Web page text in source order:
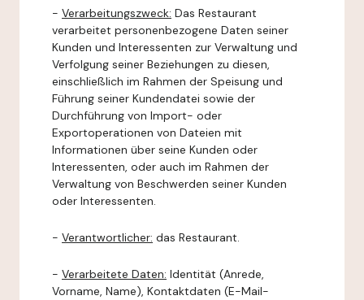
- Verarbeitungszweck: Das Restaurant
verarbeitet personenbezogene Daten seiner
Kunden und Interessenten zur Verwaltung und
Verfolgung seiner Beziehungen zu diesen,
einschließlich im Rahmen der Speisung und
Führung seiner Kundendatei sowie der
Durchführung von Import- oder
Exportoperationen von Dateien mit
Informationen über seine Kunden oder
Interessenten, oder auch im Rahmen der
Verwaltung von Beschwerden seiner Kunden
oder Interessenten.
- Verantwortlicher: das Restaurant.
- Verarbeitete Daten: Identität (Anrede,
Vorname, Name), Kontaktdaten (E-Mail-